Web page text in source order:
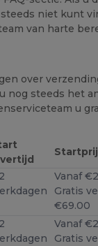
niet kunt
van harte
over
nog steeds het
u
Vanaf
Gratis
€69.00
Vanaf
Gratis